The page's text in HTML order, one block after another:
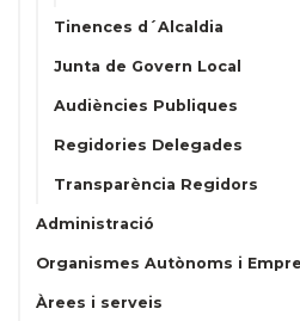
Tinences d´Alcaldia
Junta de Govern Local
Audiències Publiques
Regidories Delegades
Transparència Regidors
Administració
Organismes Autònoms i
Àrees i serveis